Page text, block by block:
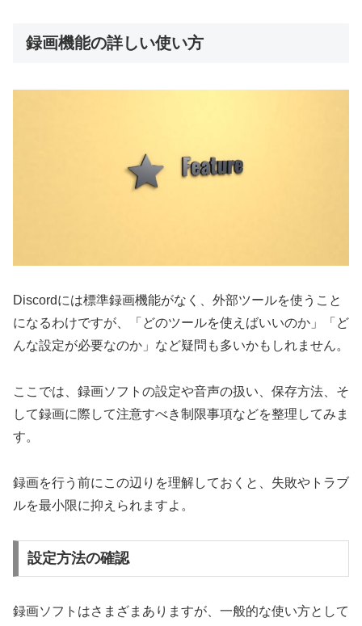
録画機能の詳しい使い方
Discordには標準録画機能がなく、外部ツールを使うこと
になるわけですが、「どのツールを使えばいいのか」「ど
んな設定が必要なのか」など疑問も多いかもしれません。
ここでは、録画ソフトの設定や音声の扱い、保存方法、そ
して録画に際して注意すべき制限事項などを整理してみま
す。
録画を行う前にこの辺りを理解しておくと、失敗やトラブ
ルを最小限に抑えられますよ。
設定方法の確認
録画ソフトはさまざまありますが、一般的な使い方として